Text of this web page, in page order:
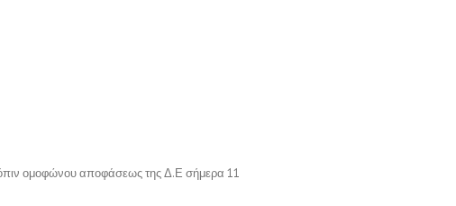
ομοφώνου αποφάσεως της Δ.Ε σήμερα 11